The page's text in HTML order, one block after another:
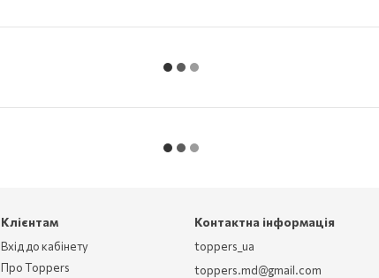
Клієнтам
Вхід до кабінету
Про Toppers
Контактна інформація
toppers_ua
toppers.md@gmail.com